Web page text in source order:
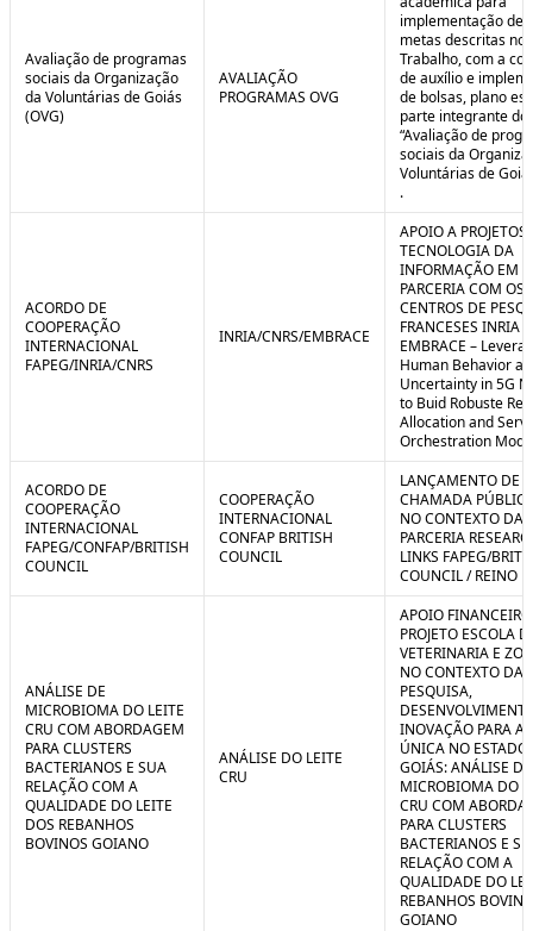
Avaliação de programas
sociais da Organização
da Voluntárias de Goiás
(OVG)
AVALIAÇÃO
PROGRAMAS OVG
implementação de
metas descritas no
Trabalho, com a
de auxílio e
de bolsas, plano
parte integrante do
“Avaliação de
sociais da
Voluntárias de
.
ACORDO DE
COOPERAÇÃO
INTERNACIONAL
FAPEG/INRIA/CNRS
INRIA/CNRS/EMBRACE
APOIO A PROJETOS
TECNOLOGIA DA
INFORMAÇÃO EM
PARCERIA COM OS
CENTROS DE
FRANCESES INRIA
EMBRACE –
Human Behavior
Uncertainty in 5G
to Buid Robuste
Allocation and
Orchestration
ACORDO DE
COOPERAÇÃO
INTERNACIONAL
FAPEG/CONFAP/BRITISH
COUNCIL
COOPERAÇÃO
INTERNACIONAL
CONFAP BRITISH
COUNCIL
LANÇAMENTO DE
CHAMADA
NO CONTEXTO DA
PARCERIA
LINKS FAPEG/
COUNCIL / REINO
ANÁLISE DE
MICROBIOMA DO LEITE
CRU COM ABORDAGEM
PARA CLUSTERS
BACTERIANOS E SUA
RELAÇÃO COM A
QUALIDADE DO LEITE
DOS REBANHOS
BOVINOS GOIANO
ANÁLISE DO LEITE
CRU
APOIO
PROJETO ESCOLA
VETERINARIA E
NO CONTEXTO DA
PESQUISA,
INOVAÇÃO PARA A
ÚNICA NO ESTADO
GOIÁS: ANÁLISE DE
MICROBIOMA DO
CRU COM
PARA CLUSTERS
BACTERIANOS E
RELAÇÃO COM A
QUALIDADE DO
REBANHOS
GOIANO